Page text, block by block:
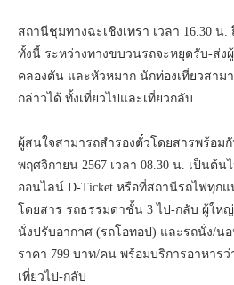
สถานีชุมทางฉะเชิงเทรา เวลา 16.30 น.
ทั้งนี้ ระหว่างทางขบวนรถจะหยุดรับ-ส่ง
คลองตัน และหัวหมาก นักท่องเที่ยวสาม
กล่าวได้ ทั้งเที่ยวไปและเที่ยวกลับ
ผู้สนใจสามารถสำรองตั๋วโดยสารพร้อม
พฤศจิกายน 2567 เวลา 08.30 น. เป็นต้น
ออนไลน์ D-Ticket หรือที่สถานีรถไฟทุก
โดยสาร รถธรรมดาชั้น 3 ไป-กลับ ผู้ให
นั่งปรับอากาศ (รถโอทอป) และรถนั่ง/นอ
ราคา 799 บาท/คน พร้อมบริการอาหาร
เที่ยวไป-กลับ